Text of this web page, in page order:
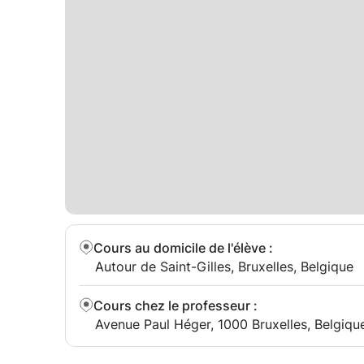
Cours au domicile de l'élève :
Autour de Saint-Gilles, Bruxelles, Belgique
Cours chez le professeur :
Avenue Paul Héger, 1000 Bruxelles,